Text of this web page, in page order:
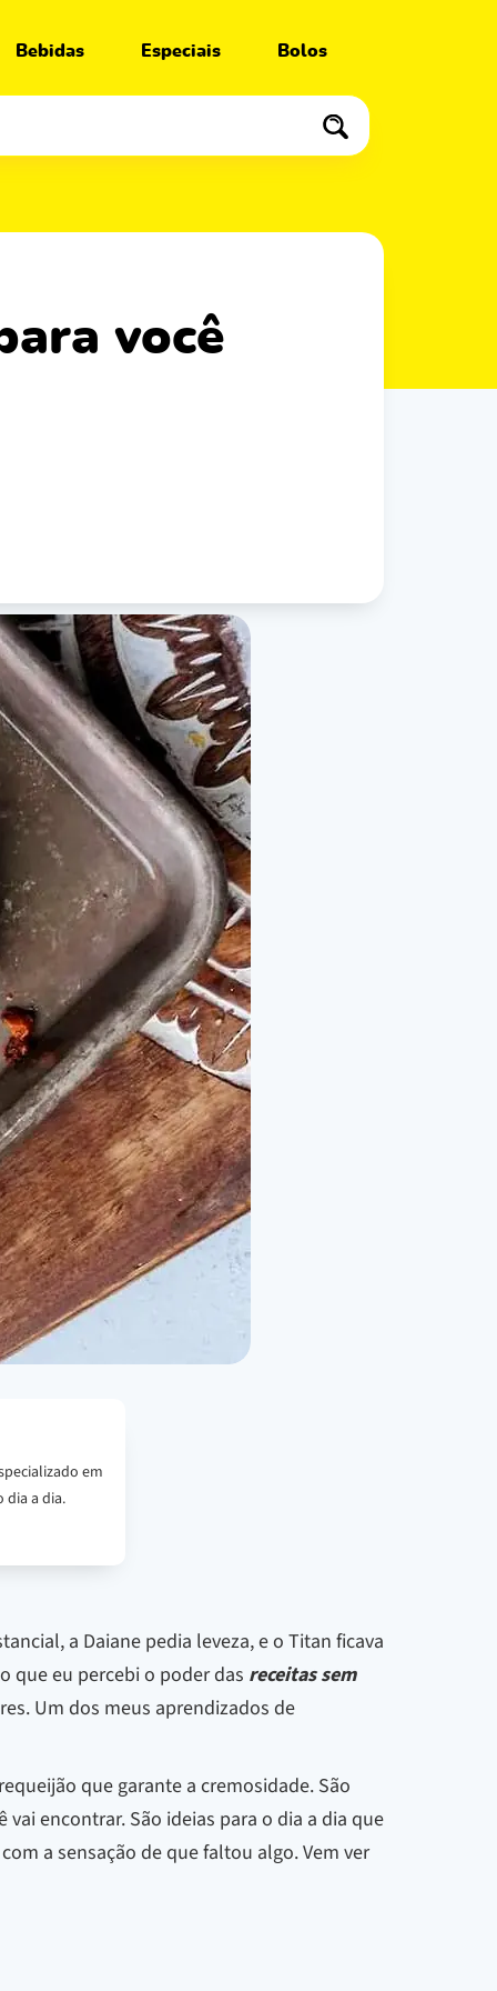
Bebidas Especiais Bolos
em
dia a dia.
a Daiane pedia leveza, e o Titan ficava
que eu percebi o poder das receitas sem
Um dos meus aprendizados de
que garante a cremosidade. São
encontrar. São ideias para o dia a dia que
a sensação de que faltou algo. Vem ver